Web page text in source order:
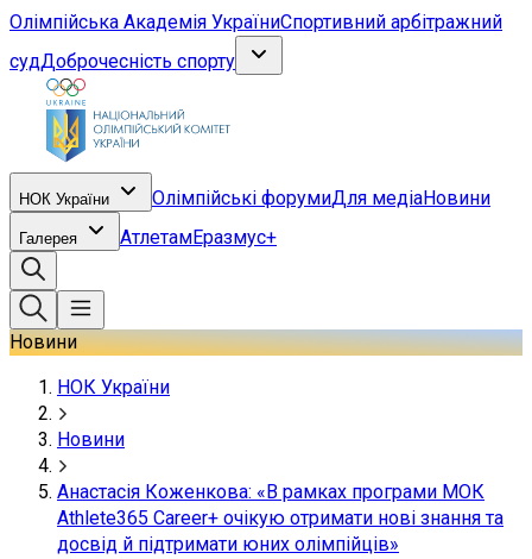
Олімпійська Академія УкраїниСпортивний арбітражний
судДоброчесність спорту
НОК України Олімпійські форумиДля медіаНовини
Галерея АтлетамЕразмус+
Новини
НОК України
Новини
Анастасія Коженкова: «В рамках програми МОК
Athlete365 Career+ очікую отримати нові знання та
досвід й підтримати юних олімпійців»